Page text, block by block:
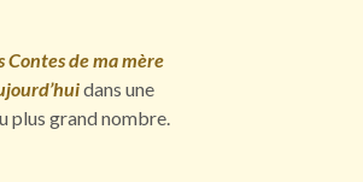
Contes de ma mère
dans une
plus grand nombre.